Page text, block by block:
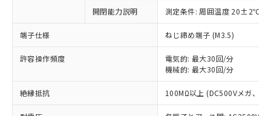
開閉能力説明 測定条件: 周囲温度 20±2℃、
端子仕様 ねじ締め端子 (M3.5)
許容操作頻度
電気的: 最大30回/分
機械的: 最大30回/分
絶縁抵抗 100MΩ以上 (DC500Vメガ、点
以下の条件をお読みいただき、同意のうえ
ご利用ください。
本サービスは、当社制御機器事業取扱
商品の当社在庫状況および標準価格
(税抜)を提供させていただくもので
当社制御機器事業取扱商品の中には、
本サービスの対象外となる商品もある
非含有に非対応の商品で、対応品を出す予
調査・確認中：EU RoHS指令（10物質）の
非含有の対応状況を調査中または確認中の
商品です。
非該当品：ライセンス料など無形物で、有
害物質有無と関係のない商品です。
仕入先様の事情により、非含有部品として
いたものが、含有品と判明した場合などや
「○」：最大均質材料含有率が中国RoHSの
基準値以下であることを示します。
「×」：最大均質材料含有率が中国RoHSの
基準値を超えていることを示します。
当社は、これら貴社製品のうち、外国